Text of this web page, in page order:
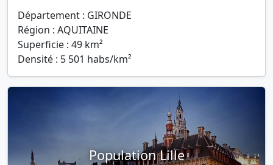
Département : GIRONDE
Région : AQUITAINE
Superficie : 49 km²
Densité : 5 501 habs/km²
Population Lille